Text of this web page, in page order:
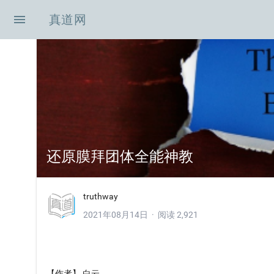
menu 真道网
icon-shouye
zuixinzixun
还原膜拜团体全能神教
truthway
2021年08月14日 · 阅读 2,921